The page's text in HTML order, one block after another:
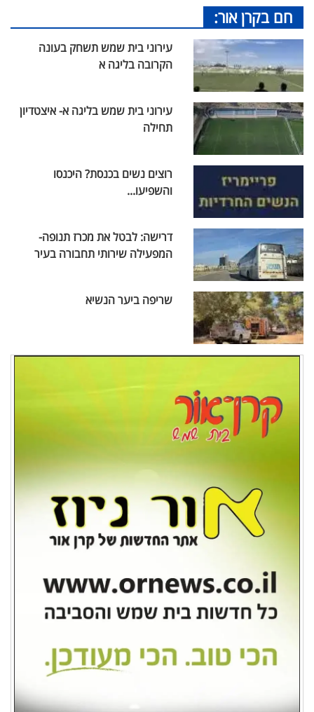
חם בקרן אור:
עירוני בית שמש תשחק בעונה
הקרובה בליגה א
עירוני בית שמש בליגה א- איצטדיון
תחילה
רוצים נשים בכנסת? היכנסו
והשפיעו...
דרישה: לבטל את מכרז תנופה-
המפעילה שירותי תחבורה בעיר
שריפה ביער הנשיא